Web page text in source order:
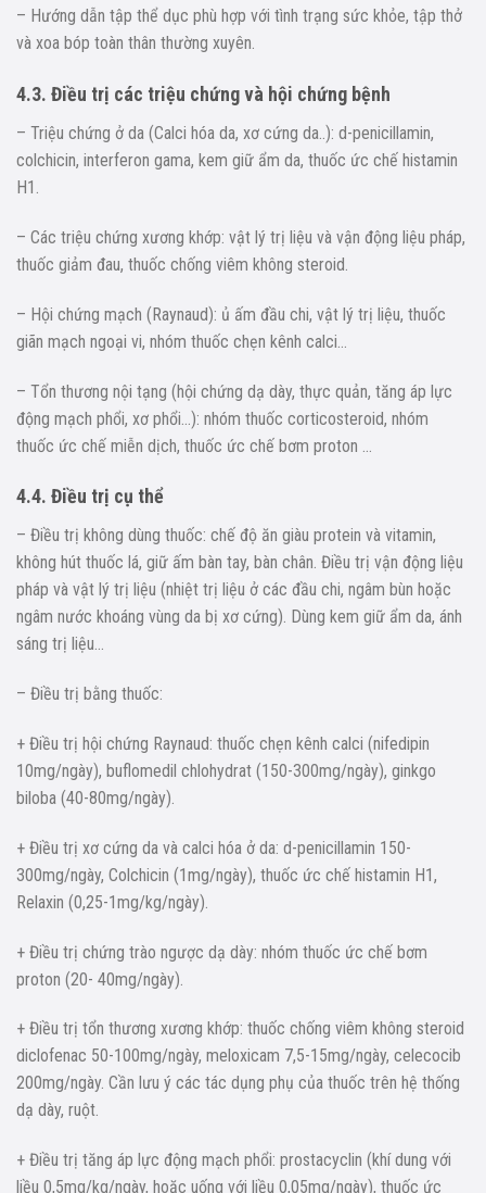
– Hướng dẫn tập thể dục phù hợp với tình trạng sức khỏe, tập thở
và xoa bóp toàn thân thường xuyên.
4.3. Điều trị các triệu chứng và hội chứng bệnh
– Triệu chứng ở da (Calci hóa da, xơ cứng da..): d-penicillamin,
colchicin, interferon gama, kem giữ ẩm da, thuốc ức chế histamin
H1.
– Các triệu chứng xương khớp: vật lý trị liệu và vận động liệu pháp,
thuốc giảm đau, thuốc chống viêm không steroid.
– Hội chứng mạch (Raynaud): ủ ấm đầu chi, vật lý trị liệu, thuốc
giãn mạch ngoại vi, nhóm thuốc chẹn kênh calci…
– Tổn thương nội tạng (hội chứng dạ dày, thực quản, tăng áp lực
động mạch phổi, xơ phổi…): nhóm thuốc corticosteroid, nhóm
thuốc ức chế miễn dịch, thuốc ức chế bơm proton …
4.4. Điều trị cụ thể
– Điều trị không dùng thuốc: chế độ ăn giàu protein và vitamin,
không hút thuốc lá, giữ ấm bàn tay, bàn chân. Điều trị vận động liệu
pháp và vật lý trị liệu (nhiệt trị liệu ở các đầu chi, ngâm bùn hoặc
ngâm nước khoáng vùng da bị xơ cứng). Dùng kem giữ ẩm da, ánh
sáng trị liệu…
– Điều trị bằng thuốc:
+ Điều trị hội chứng Raynaud: thuốc chẹn kênh calci (nifedipin
10mg/ngày), buflomedil chlohydrat (150-300mg/ngày), ginkgo
biloba (40-80mg/ngày).
+ Điều trị xơ cứng da và calci hóa ở da: d-penicillamin 150-
300mg/ngày, Colchicin (1mg/ngày), thuốc ức chế histamin H1,
Relaxin (0,25-1mg/kg/ngày).
+ Điều trị chứng trào ngược dạ dày: nhóm thuốc ức chế bơm
proton (20- 40mg/ngày).
+ Điều trị tổn thương xương khớp: thuốc chống viêm không steroid
diclofenac 50-100mg/ngày, meloxicam 7,5-15mg/ngày, celecocib
200mg/ngày. Cần lưu ý các tác dụng phụ của thuốc trên hệ thống
dạ dày, ruột.
+ Điều trị tăng áp lực động mạch phổi: prostacyclin (khí dung với
liều 0,5mg/kg/ngày, hoặc uống với liều 0,05mg/ngày), thuốc ức